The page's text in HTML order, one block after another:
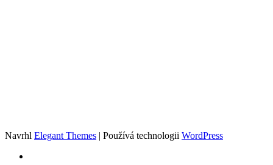
Navrhl Elegant Themes | Používá technologii WordPress